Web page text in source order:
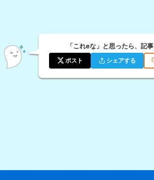
「これeな」と思ったら、記
ポスト シェアする